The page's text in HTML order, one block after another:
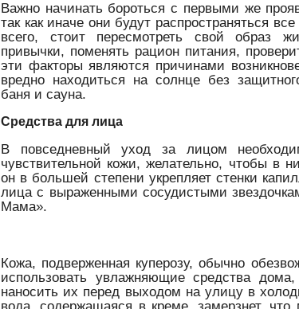
Важно начинать бороться с первыми же
так как иначе они будут распространяться
всего, стоит пересмотреть свой образ
привычки, поменять рацион питания,
эти факторы являются причинами
вредно находиться на солнце без
баня и сауна.
Средства для лица
В повседневный уход за лицом
чувствительной кожи, желательно, чтобы в
он в большей степени укрепляет стенки
лица с выраженными сосудистыми
Мама».
Кожа, подверженная куперозу, обычно
использовать увлажняющие средства
наносить их перед выходом на улицу в
вода, содержащаяся в креме, замерзнет, что